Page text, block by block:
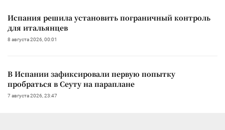
Испания решила установить пограничный контроль
для итальянцев
8 августа 2026, 00:01
В Испании зафиксировали первую попытку
пробраться в Сеуту на параплане
7 августа 2026, 23:47